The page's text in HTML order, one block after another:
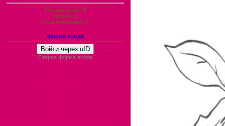
Онлайн всего:1
Гостей:1
Пользователей:0
Форма входа
Войти через uID
Старая форма входа